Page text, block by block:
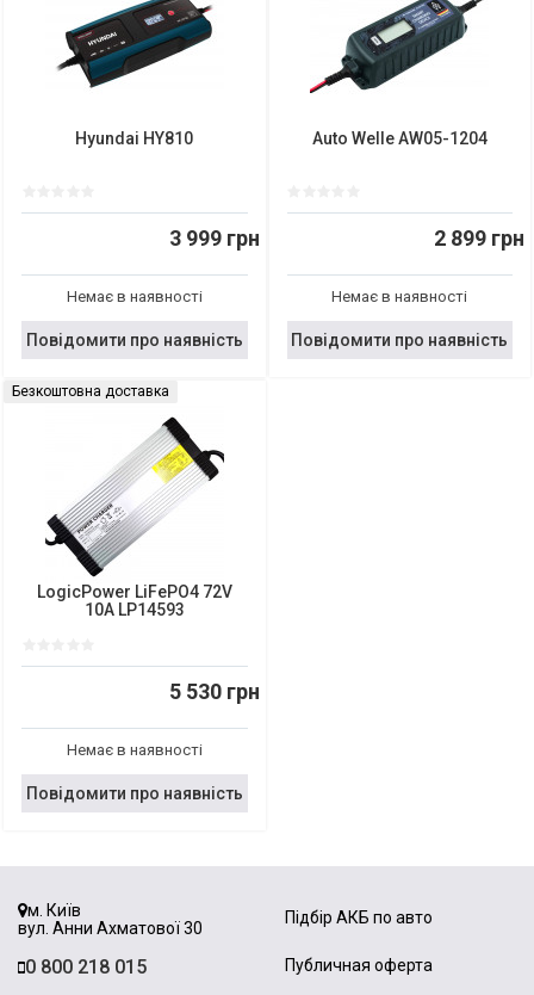
Hyundai HY810
3 999 грн
Немає в наявності
Повідомити про наявність
Auto Welle AW05-1204
2 899 грн
Немає в наявності
Повідомити про наявність
Безкоштовна доставка
LogicPower LiFePO4 72V
10A LP14593
5 530 грн
Немає в наявності
Повідомити про наявність
м. Київ
вул. Анни Ахматової 30
0 800 218 015
Підбір АКБ по авто
Публичная оферта